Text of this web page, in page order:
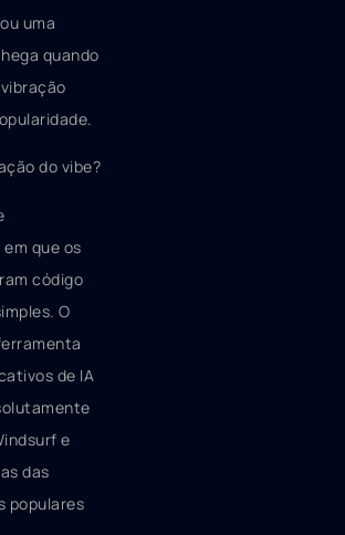
uma
quando
do vibe?
que os
código
O
de IA
e
das
populares